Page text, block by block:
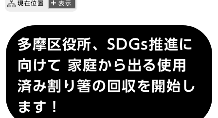
現在位置 表示
多摩区役所、SDGs推進に
向けて 家庭から出る使用
済み割り箸の回収を開始し
ます！